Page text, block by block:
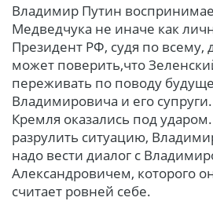
Владимир Путин
Медведчука не иначе как
Президент РФ, судя по всему,
может поверить,что
переживать по поводу
Владимировича и его
Кремля оказались под
разрулить ситуацию,
надо вести диалог с
Александровичем, которого
считает ровней себе.